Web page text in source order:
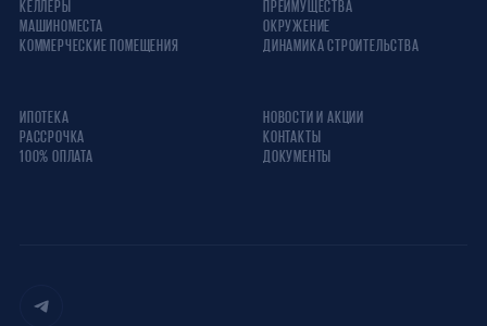
КЕЛЛЕРЫ
МАШИНОМЕСТА
КОММЕРЧЕСКИЕ ПОМЕЩЕНИЯ
ПРЕИМУЩЕСТВА
ОКРУЖЕНИЕ
ДИНАМИКА СТРОИТЕЛЬСТВА
ИПОТЕКА
РАССРОЧКА
100% ОПЛАТА
НОВОСТИ И АКЦИИ
КОНТАКТЫ
ДОКУМЕНТЫ